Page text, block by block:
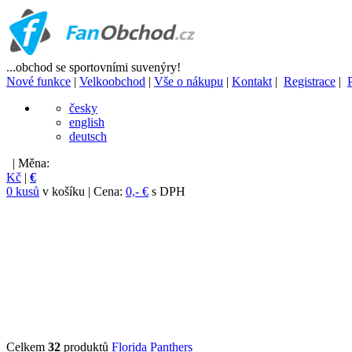
...obchod se sportovními suvenýry!
Nové funkce | Velkoobchod | Vše o nákupu | Kontakt | Registrace |
česky
english
deutsch
| Měna:
Kč | €
0 kusů v košíku | Cena: 0,- € s DPH
Celkem 32 produktů Florida Panthers